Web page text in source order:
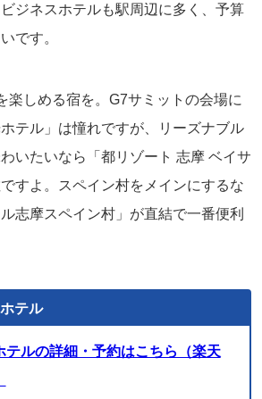
ジネスホテルも駅周辺に多く、予算
です。
楽しめる宿を。G7サミットの会場に
テル」は憧れですが、リーズナブル
いたいなら「都リゾート 志摩 ベイサ
すよ。スペイン村をメインにするな
志摩スペイン村」が直結で一番便利
テル
テルの詳細・予約はこちら（楽天